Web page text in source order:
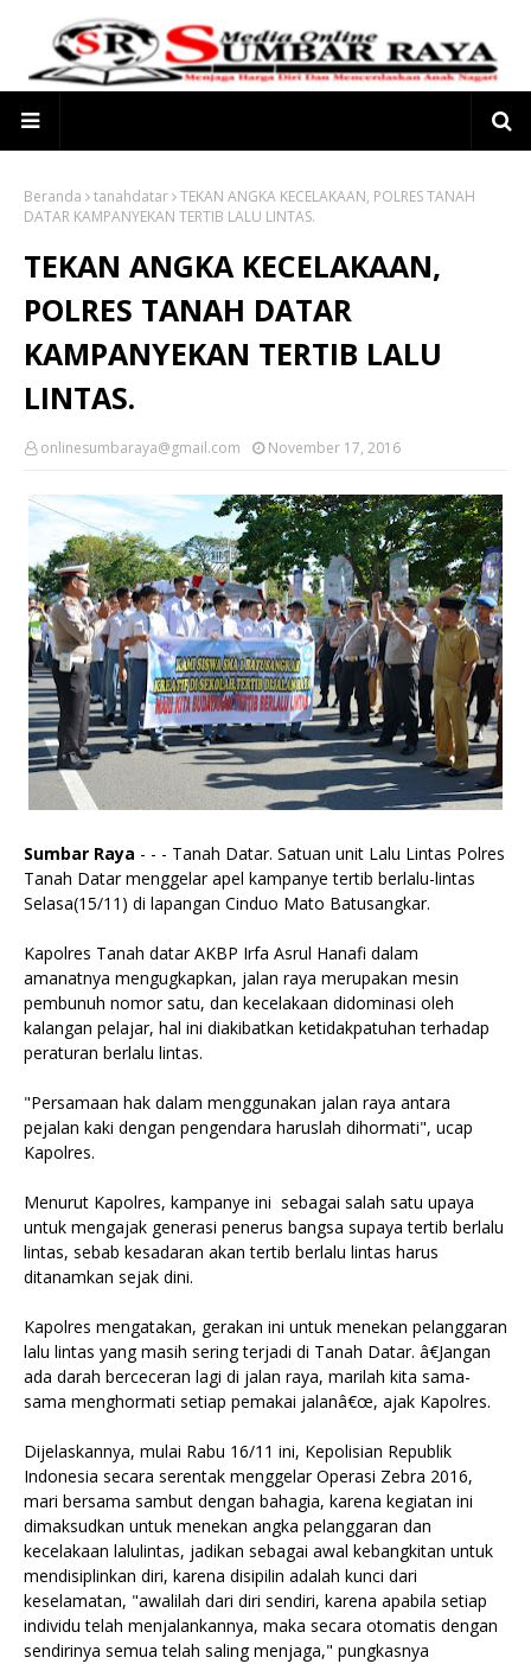
Beranda tanahdatar TEKAN ANGKA KECELAKAAN, POLRES TANAH
DATAR KAMPANYEKAN TERTIB LALU LINTAS.
TEKAN ANGKA KECELAKAAN,
POLRES TANAH DATAR
KAMPANYEKAN TERTIB LALU
LINTAS.
onlinesumbaraya@gmail.com November 17, 2016
Sumbar Raya - - - Tanah Datar. Satuan unit Lalu Lintas Polres
Tanah Datar menggelar apel kampanye tertib berlalu-lintas
Selasa(15/11) di lapangan Cinduo Mato Batusangkar.
Kapolres Tanah datar AKBP Irfa Asrul Hanafi dalam
amanatnya mengugkapkan, jalan raya merupakan mesin
pembunuh nomor satu, dan kecelakaan didominasi oleh
kalangan pelajar, hal ini diakibatkan ketidakpatuhan terhadap
peraturan berlalu lintas.
"Persamaan hak dalam menggunakan jalan raya antara
pejalan kaki dengan pengendara haruslah dihormati", ucap
Kapolres.
Menurut Kapolres, kampanye ini sebagai salah satu upaya
untuk mengajak generasi penerus bangsa supaya tertib berlalu
lintas, sebab kesadaran akan tertib berlalu lintas harus
ditanamkan sejak dini.
Kapolres mengatakan, gerakan ini untuk menekan pelanggaran
lalu lintas yang masih sering terjadi di Tanah Datar. â€Jangan
ada darah berceceran lagi di jalan raya, marilah kita sama-
sama menghormati setiap pemakai jalanâ€œ, ajak Kapolres.
Dijelaskannya, mulai Rabu 16/11 ini, Kepolisian Republik
Indonesia secara serentak menggelar Operasi Zebra 2016,
mari bersama sambut dengan bahagia, karena kegiatan ini
dimaksudkan untuk menekan angka pelanggaran dan
kecelakaan lalulintas, jadikan sebagai awal kebangkitan untuk
mendisiplinkan diri, karena disipilin adalah kunci dari
keselamatan, "awalilah dari diri sendiri, karena apabila setiap
individu telah menjalankannya, maka secara otomatis dengan
sendirinya semua telah saling menjaga," pungkasnya